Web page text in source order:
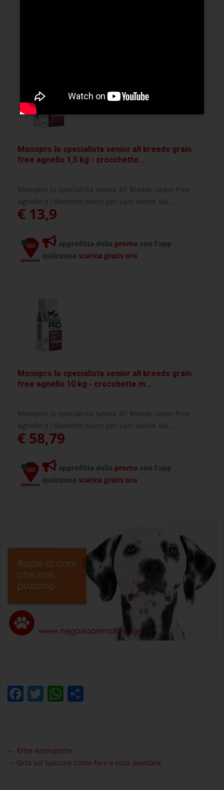
Monopro lo specialista senior all breeds grain
free agnello 1,5 kg - crocchette ...
Monopro lo specialista Senior All Breeds Grain Free
Agnello è l'alimento secco per cani senior dai ...
€ 13,9
approfitta della promo con l'app
quiinzona scarica gratis ora
Monopro lo specialista senior all breeds grain
free agnello 10 kg - crocchette m ...
Monopro lo specialista Senior All Breeds Grain Free
Agnello è l'alimento secco per cani senior dai ...
€ 58,79
approfitta della promo con l'app
quiinzona scarica gratis ora
Facebook
TwitterWhatsApp
03-
27
← Erbe Aromatiche
-> Orto sul balcone come fare e cosa piantare